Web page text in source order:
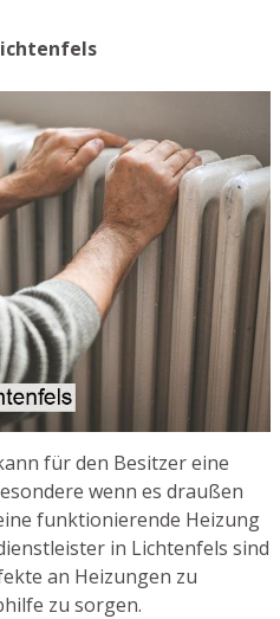
für den Besitzer eine
wenn es draußen
funktionierende Heizung
in Lichtenfels sind
an Heizungen zu
zu sorgen.